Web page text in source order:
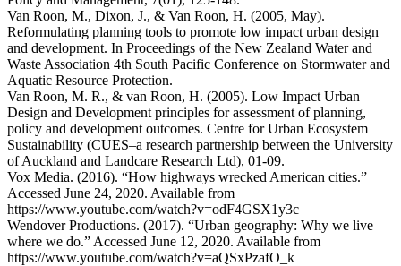
Van Roon, M., Dixon, J., & Van Roon, H. (2005, May).
Reformulating planning tools to promote low impact urban design
and development. In Proceedings of the New Zealand Water and
Waste Association 4th South Pacific Conference on Stormwater and
Aquatic Resource Protection.
Van Roon, M. R., & van Roon, H. (2005). Low Impact Urban
Design and Development principles for assessment of planning,
policy and development outcomes. Centre for Urban Ecosystem
Sustainability (CUES–a research partnership between the University
of Auckland and Landcare Research Ltd), 01-09.
Vox Media. (2016). “How highways wrecked American cities.”
Accessed June 24, 2020. Available from
https://www.youtube.com/watch?v=odF4GSX1y3c
Wendover Productions. (2017). “Urban geography: Why we live
where we do.” Accessed June 12, 2020. Available from
https://www.youtube.com/watch?v=aQSxPzafO_k